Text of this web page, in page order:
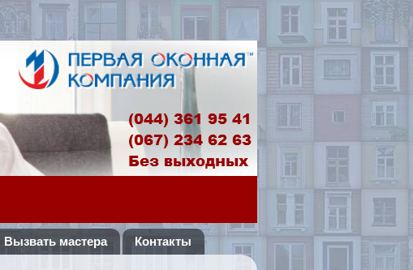
Вызвать мастера Контакты